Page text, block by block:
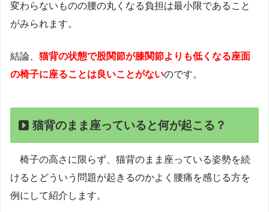
変わらないものの腰の丸くなる負担は最小限であること
がみられます。
結論、 猫背の状態で股関節が膝関節よりも低くなる座面
の椅子に座ることは良いことがないのです。
猫背のまま座っていると何が起こる？
椅子の高さに限らず、猫背のまま座っている姿勢を続
けるとどういう問題が起きるのかよく腰痛を感じる方を
例にして紹介します。